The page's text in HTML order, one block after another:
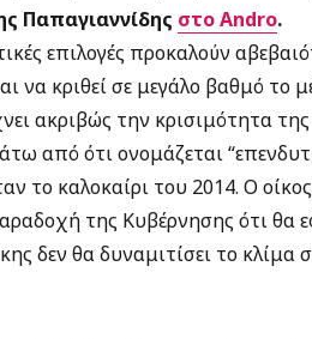
Παπαγιαννίδης στο Andro.
επιλογές προκαλούν
να κριθεί σε μεγάλο βαθμό το
ακριβώς την κρισιμότητα
από ότι ονομάζεται
το καλοκαίρι του 2014. Ο οίκος
της Κυβέρνησης ότι θα
δεν θα δυναμιτίσει το κλίμα